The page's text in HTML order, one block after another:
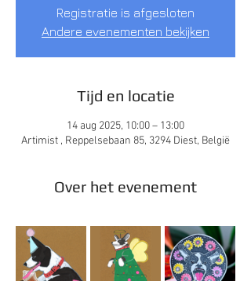
Registratie is afgesloten
Andere evenementen bekijken
Tijd en locatie
14 aug 2025, 10:00 – 13:00
Artimist , Reppelsebaan 85, 3294 Diest, België
Over het evenement